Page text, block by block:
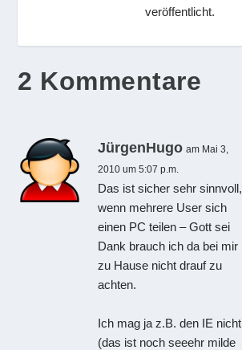
veröffentlicht.
2 Kommentare
JürgenHugo am Mai 3,
2010 um 5:07 p.m.
Das ist sicher sehr sinnvoll,
wenn mehrere User sich
einen PC teilen – Gott sei
Dank brauch ich da bei mir
zu Hause nicht drauf zu
achten.
Ich mag ja z.B. den IE nicht
(das ist noch seeehr milde